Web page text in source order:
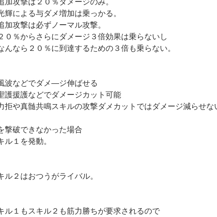
攻撃は２０％ダメージのみ。
による与ダメ増加は乗っかる。
攻撃は必ずノーマル攻撃。
％からさらにダメージ３倍効果は乗らないし
ら２０％に到達するための３倍も乗らない。
などでダメ―ジ伸ばせる
援護などでダメージカット可能
や真髄共鳴スキルの攻撃ダメカットではダメージ減らせな
破できなかった場合
１を発動。
２はおつうがライバル。
１もスキル２も筋力勝ちが要求されるので